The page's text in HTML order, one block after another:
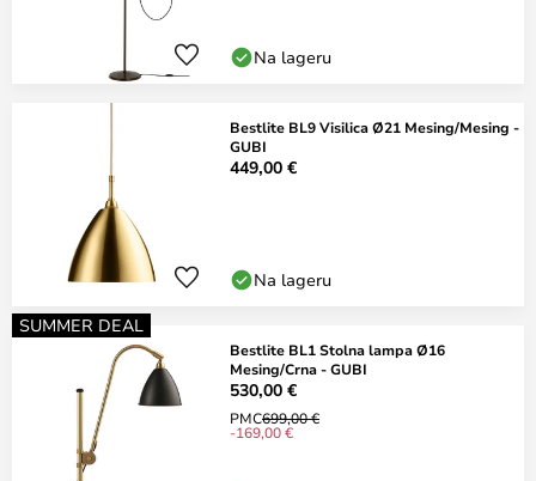
Na lageru
Bestlite BL9 Visilica Ø21 Mesing/Mesing -
GUBI
449,00 €
Na lageru
SUMMER DEAL
Bestlite BL1 Stolna lampa Ø16
Mesing/Crna - GUBI
530,00 €
PMC699,00 €
-169,00 €